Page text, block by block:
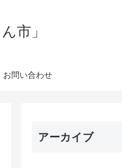
市」
お問い合わせ
アーカイブ